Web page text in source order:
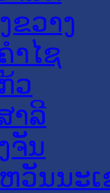
ຂວາງ
າໄຊ
ວ
າລີ
ຈັນ
ວັນນະ